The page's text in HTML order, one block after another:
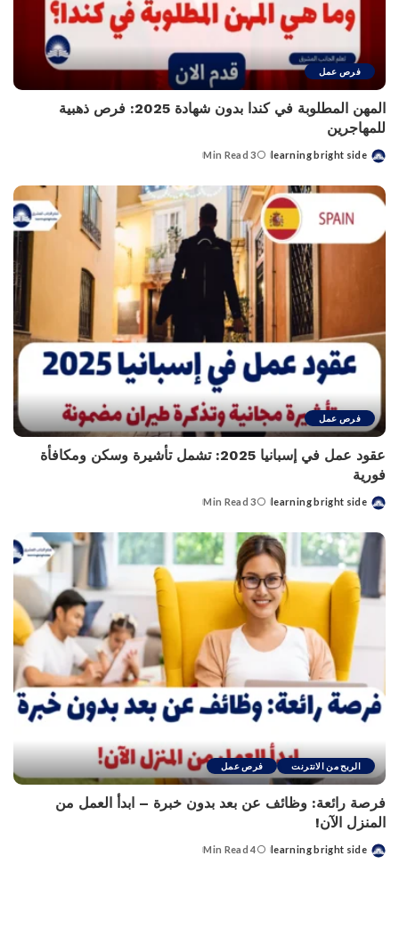
فرص عمل
المهن المطلوبة في كندا بدون شهادة 2025: فرص ذهبية
للمهاجرين
Posted
learning bright side
3 Min Read
فرص عمل
عقود عمل في إسبانيا 2025: تشمل تأشيرة وسكن ومكافأة
فورية
Posted
learning bright side
3 Min Read
الربح من الانترنت فرص عمل
فرصة رائعة: وظائف عن بعد بدون خبرة – ابدأ العمل من
المنزل الآن!
Posted
learning bright side
4 Min Read